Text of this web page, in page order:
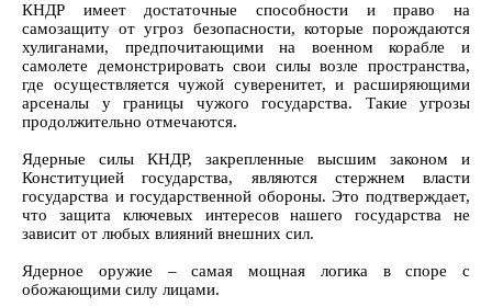
КНДР имеет достаточные способности и право на
самозащиту от угроз безопасности, которые порождаются
хулиганами, предпочитающими на военном корабле и
самолете демонстрировать свои силы возле пространства,
где осуществляется чужой суверенитет, и расширяющими
арсеналы у границы чужого государства. Такие угрозы
продолжительно отмечаются.
Ядерные силы КНДР, закрепленные высшим законом и
Конституцией государства, являются стержнем власти
государства и государственной обороны. Это подтверждает,
что защита ключевых интересов нашего государства не
зависит от любых влияний внешних сил.
Ядерное оружие – самая мощная логика в споре с
обожающими силу лицами.